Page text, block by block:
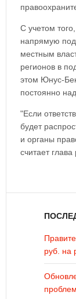
С учетом
напрямую
местным
регионов в
этом Юнус-
постоянно
"Если
будет
и органы
считает глава
руб. на